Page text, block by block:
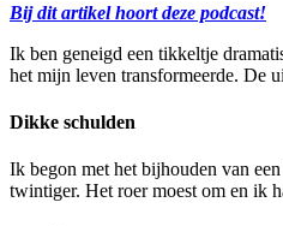
Bij dit artikel hoort deze podcast!
Ik ben geneigd een tikkeltje
het mijn leven transformeerde. De
Dikke schulden
Ik begon met het bijhouden van
twintiger. Het roer moest om en ik